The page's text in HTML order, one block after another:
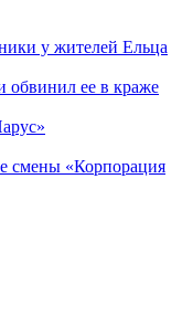
у жителей Ельца
обвинил ее в краже
смены «Корпорация